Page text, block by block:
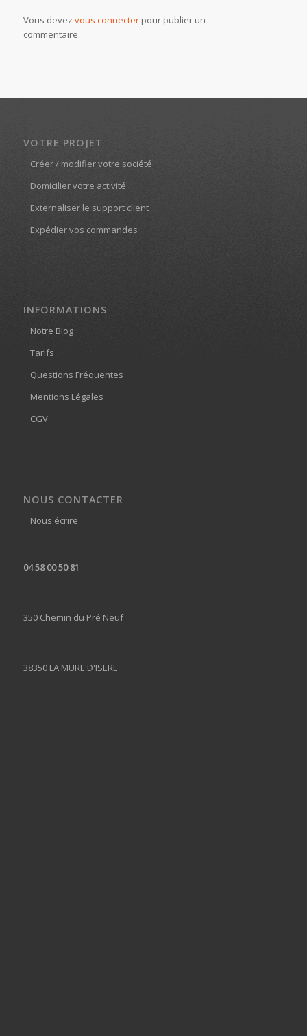
Vous devez vous connecterpour publier un
commentaire.
VOTRE PROJET
Créer / modifier votre société
Domicilier votre activité
Externaliser le support client
Expédier vos commandes
INFORMATIONS
Notre Blog
Tarifs
Questions Fréquentes
Mentions Légales
CGV
NOUS CONTACTER
Nous écrire
04 58 00 50 81
350 Chemin du Pré Neuf
38350 LA MURE D'ISERE